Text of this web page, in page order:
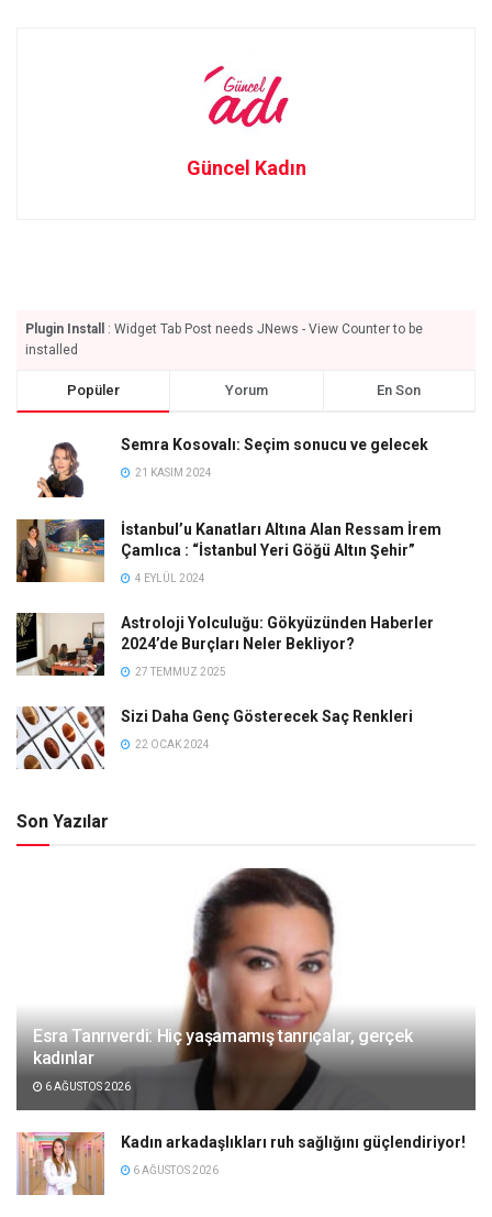
Güncel Kadın
Plugin Install
: Widget Tab Post needs JNews - View Counter to be
installed
Popüler Yorum En Son
Semra Kosovalı: Seçim sonucu ve gelecek
21 KASIM 2024
İstanbul’u Kanatları Altına Alan Ressam İrem
Çamlıca : “İstanbul Yeri Göğü Altın Şehir”
4 EYLÜL 2024
Astroloji Yolculuğu: Gökyüzünden Haberler
2024’de Burçları Neler Bekliyor?
27 TEMMUZ 2025
Sizi Daha Genç Gösterecek Saç Renkleri
22 OCAK 2024
Son Yazılar
Esra Tanrıverdi: Hiç yaşamamış tanrıçalar, gerçek
kadınlar
6 AĞUSTOS 2026
Kadın arkadaşlıkları ruh sağlığını güçlendiriyor!
6 AĞUSTOS 2026